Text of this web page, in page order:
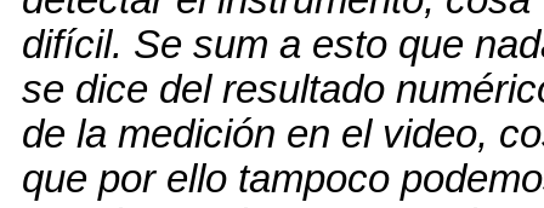
difícil. Se sum a esto que
se dice del resultado
de la medición en el video,
que por ello tampoco